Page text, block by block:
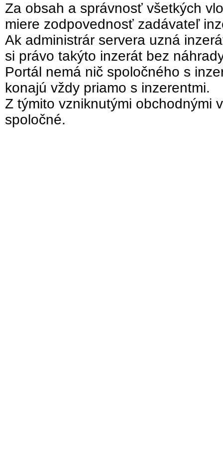
Za obsah a správnosť všetkých
miere zodpovednosť zadávateľ
Ak administrár servera uzná
si právo takýto inzerát bez
Portál nemá nič spoločného s
konajú vždy priamo s inzerentmi.
Z týmito vzniknutými obchodnými
spoločné.